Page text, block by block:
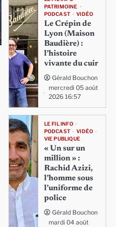
PATRIMOINE
PODCAST
VIDÉO
Le Crépin de
Lyon (Maison
Baudière) :
l’histoire
vivante du cuir
Gérald Bouchon
mercredi 05 août
2026 16:57
LE FIL INFO
PODCAST
VIDÉO
VIE PUBLIQUE
« Un sur un
million » :
Rachid Azizi,
l’homme sous
l’uniforme de
police
Gérald Bouchon
mardi 04 août